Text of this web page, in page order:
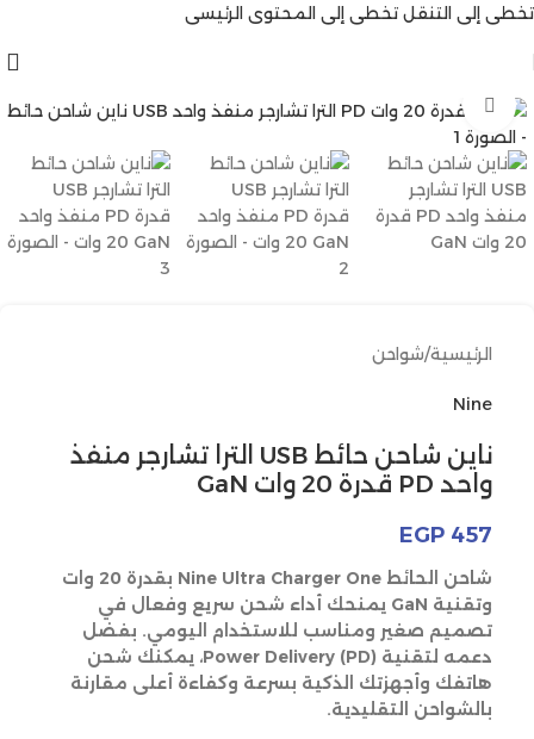
تخطي إلى التنقل تخطي إلى المحتوى الرئيسي
انقر للتكبير
الرئيسية/شواحن
Nine
ناين شاحن حائط USB الترا تشارجر منفذ
واحد PD قدرة 20 وات GaN
EGP 457
شاحن الحائط Nine Ultra Charger One بقدرة 20 وات
وتقنية GaN يمنحك أداء شحن سريع وفعال في
تصميم صغير ومناسب للاستخدام اليومي. بفضل
دعمه لتقنية Power Delivery (PD)، يمكنك شحن
هاتفك وأجهزتك الذكية بسرعة وكفاءة أعلى مقارنة
بالشواحن التقليدية.